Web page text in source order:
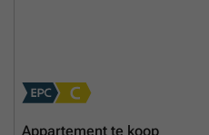
Appartement te koop